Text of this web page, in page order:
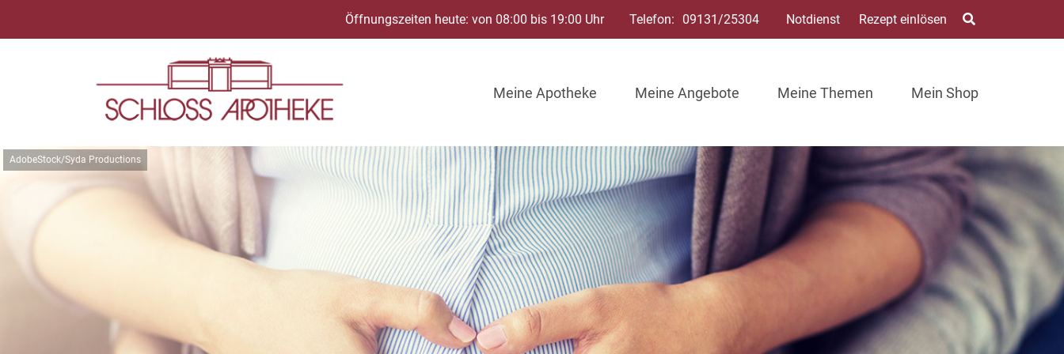
Öffnungszeiten heute: von 08:00 bis 19:00 Uhr Telefon: 09131/25304 Notdienst Rezept einlösen
Meine Apotheke Meine Angebote Meine Themen Mein Shop
AdobeStock/Syda Productions